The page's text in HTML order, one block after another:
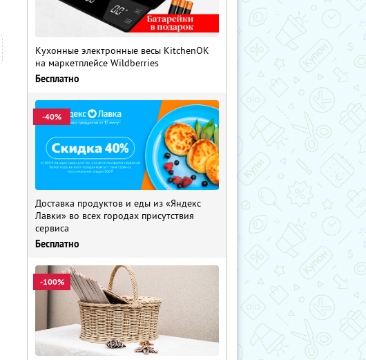
Кухонные электронные весы KitchenOK
на маркетплейсе Wildberries
Бесплатно
-40%
Доставка продуктов и еды из «Яндекс
Лавки» во всех городах присутствия
сервиса
Бесплатно
-100%